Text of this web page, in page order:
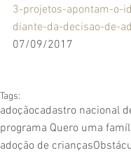
3-projetos-apontam-o-
diante-da-decisao-de-
07/09/2017
Tags:
adoçãocadastro nacional
programa Quero uma
adoção de crianças